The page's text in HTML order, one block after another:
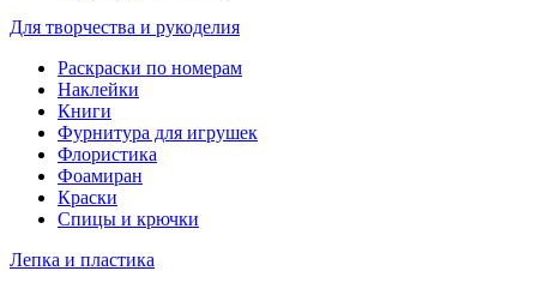
Для творчества и рукоделия
Раскраски по номерам
Наклейки
Книги
Фурнитура для игрушек
Флористика
Фоамиран
Краски
Спицы и крючки
Лепка и пластика